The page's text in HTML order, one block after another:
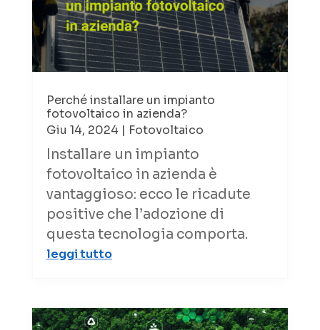
Perché installare un impianto
fotovoltaico in azienda?
Giu 14, 2024 | Fotovoltaico
Installare un impianto
fotovoltaico in azienda è
vantaggioso: ecco le ricadute
positive che l’adozione di
questa tecnologia comporta.
leggi tutto